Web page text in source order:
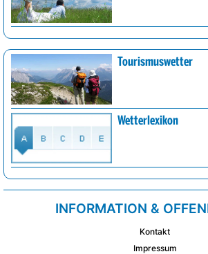
Tourismuswetter
Wetterlexikon
INFORMATION &
Kontakt
Impressum